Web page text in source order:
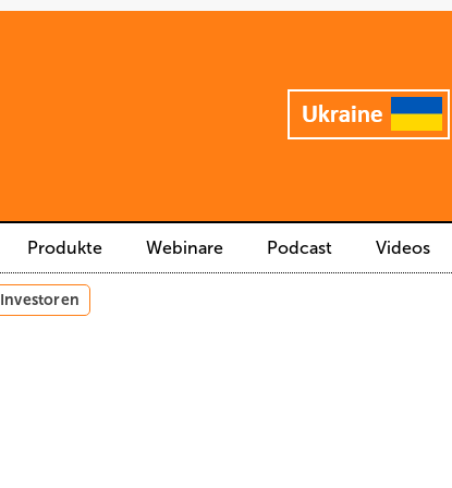
Produkte Webinare Podcast Videos
Investoren